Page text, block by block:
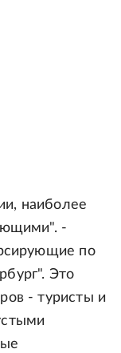
наиболее
-
по
Это
- туристы и